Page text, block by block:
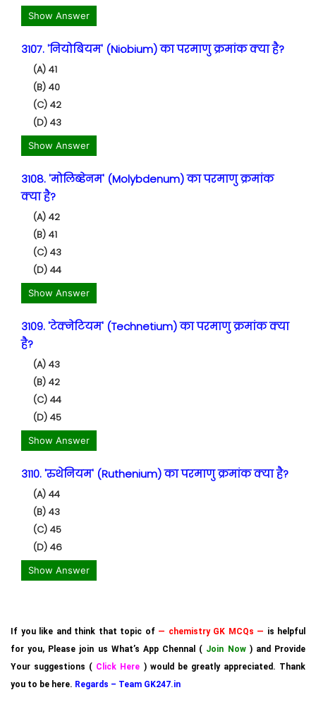
Show Answer
3107. 'नियोबियम' (Niobium) का परमाणु क्रमांक क्या है?
(A) 41
(B) 40
(C) 42
(D) 43
Show Answer
3108. 'मोलिब्डेनम' (Molybdenum) का परमाणु क्रमांक
क्या है?
(A) 42
(B) 41
(C) 43
(D) 44
Show Answer
3109. 'टेक्नेटियम' (Technetium) का परमाणु क्रमांक क्या
है?
(A) 43
(B) 42
(C) 44
(D) 45
Show Answer
3110. 'रुथेनियम' (Ruthenium) का परमाणु क्रमांक क्या है?
(A) 44
(B) 43
(C) 45
(D) 46
Show Answer
If you like and think that topic of — chemistry GK MCQs — is helpful
for you, Please join us What’s App Chennal ( Join Now) and Provide
Your suggestions ( Click Here ) would be greatly appreciated. Thank
you to be here. Regards – Team GK247.in